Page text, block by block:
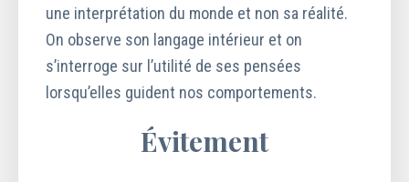
une interprétation du monde et non sa réalité.
On observe son langage intérieur et on
s’interroge sur l’utilité de ses pensées
lorsqu’elles guident nos comportements.
Évitement